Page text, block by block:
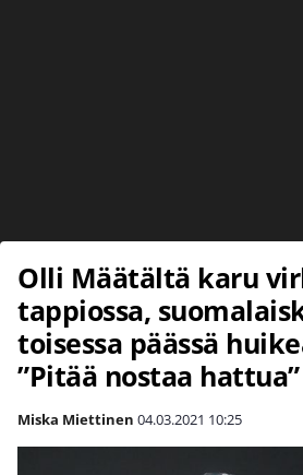
Olli Määtältä karu
tappiossa,
toisessa päässä
”Pitää nostaa hattua”
Miska Miettinen 04.03.2021 10:25